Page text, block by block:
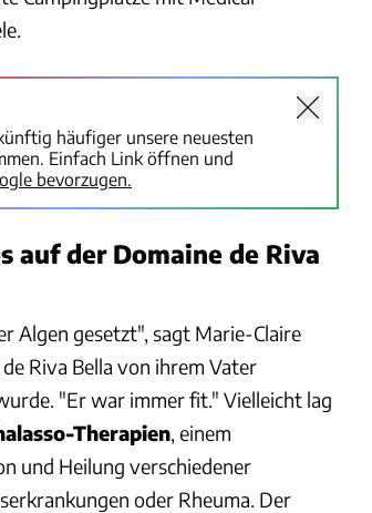
häufiger unsere neuesten
Einfach Link öffnen und
bevorzugen.
auf der Domaine de Riva
Algen gesetzt", sagt Marie-Claire
Riva Bella von ihrem Vater
"Er war immer fit." Vielleicht lag
Therapien , einem
und Heilung verschiedener
oder Rheuma. Der